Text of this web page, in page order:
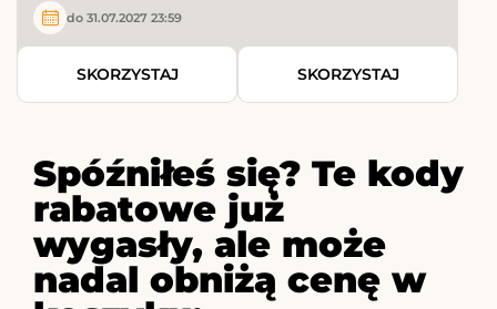
do 31.07.2027 23:59
SKORZYSTAJ SKORZYSTAJ
Spóźniłeś się? Te kody
rabatowe już
wygasły, ale może
nadal obniżą cenę w